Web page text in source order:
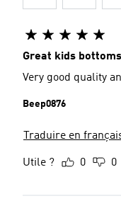
Great kids bottoms
Very good quality
Beep0876
Traduire en
Utile ? 0 0